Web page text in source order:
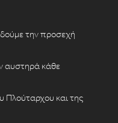
την προσεχή
αυστηρά κάθε
Πλούταρχου και της